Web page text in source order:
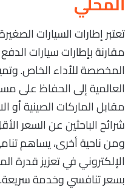
المحلي
تعتبر إطارات السيارات
مقارنة بإطارات سيارات
المخصصة للأداء الخاص.
العالمية إلى الحفاظ على
مقابل الماركات الصينية أو
شرائح الباحثين عن السعر
ومن ناحية أخرى، يساهم
الإلكتروني في تعزيز قدرة
بسعر تنافسي وخدمة سريعة.